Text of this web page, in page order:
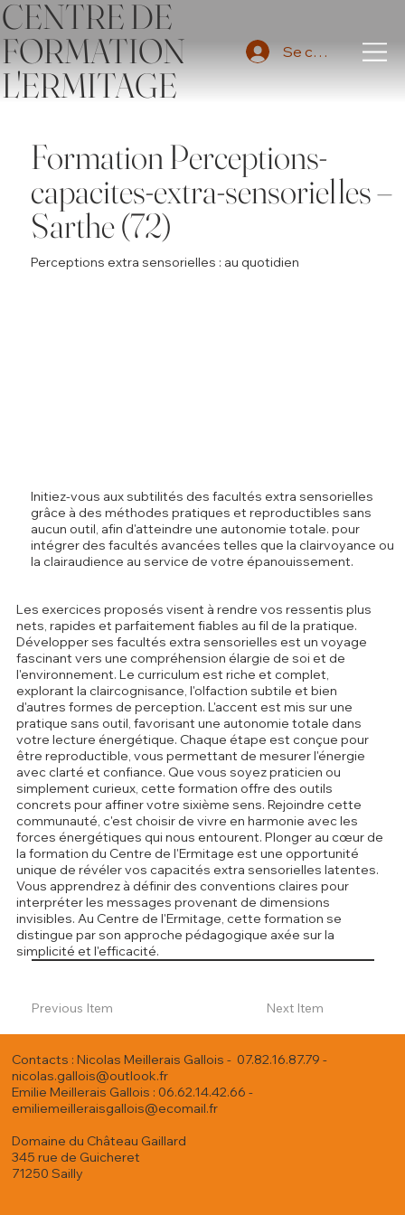
CENTRE DE
FORMATION
L'ERMITAGE
Se connecter
Formation Perceptions-
capacites-extra-sensorielles –
Sarthe (72)
Perceptions extra sensorielles : au quotidien
Initiez-vous aux subtilités des facultés extra sensorielles
grâce à des méthodes pratiques et reproductibles sans
aucun outil, afin d'atteindre une autonomie totale. pour
intégrer des facultés avancées telles que la clairvoyance ou
la clairaudience au service de votre épanouissement.
Previous Item Next Item
Les exercices proposés visent à rendre vos ressentis plus
nets, rapides et parfaitement fiables au fil de la pratique.
Développer ses facultés extra sensorielles est un voyage
fascinant vers une compréhension élargie de soi et de
l'environnement. Le curriculum est riche et complet,
explorant la claircognisance, l'olfaction subtile et bien
d'autres formes de perception. L'accent est mis sur une
pratique sans outil, favorisant une autonomie totale dans
votre lecture énergétique. Chaque étape est conçue pour
être reproductible, vous permettant de mesurer l'énergie
avec clarté et confiance. Que vous soyez praticien ou
simplement curieux, cette formation offre des outils
concrets pour affiner votre sixième sens. Rejoindre cette
communauté, c'est choisir de vivre en harmonie avec les
forces énergétiques qui nous entourent. Plonger au cœur de
la formation du Centre de l'Ermitage est une opportunité
unique de révéler vos capacités extra sensorielles latentes.
Vous apprendrez à définir des conventions claires pour
interpréter les messages provenant de dimensions
invisibles. Au Centre de l'Ermitage, cette formation se
distingue par son approche pédagogique axée sur la
simplicité et l'efficacité.
Contacts : Nicolas Meillerais Gallois - 07.82.16.87.79 -
nicolas.gallois@outlook.fr
Emilie Meillerais Gallois : 06.62.14.42.66 -
emiliemeilleraisgallois@ecomail.fr
Domaine du Château Gaillard
345 rue de Guicheret
71250 Sailly